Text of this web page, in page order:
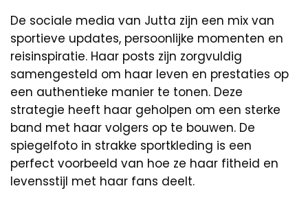
De sociale media van Jutta zijn een mix van
sportieve updates, persoonlijke momenten en
reisinspiratie. Haar posts zijn zorgvuldig
samengesteld om haar leven en prestaties op
een authentieke manier te tonen. Deze
strategie heeft haar geholpen om een sterke
band met haar volgers op te bouwen. De
spiegelfoto in strakke sportkleding is een
perfect voorbeeld van hoe ze haar fitheid en
levensstijl met haar fans deelt.